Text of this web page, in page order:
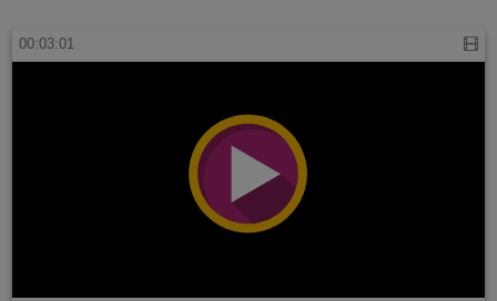
00:03:01